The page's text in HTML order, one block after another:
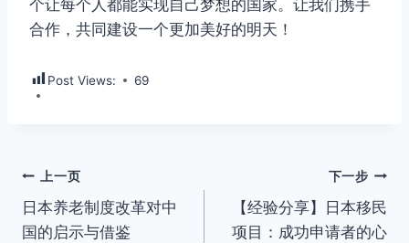
个让每个人都能实现自己梦想的国家。让我们携手
合作，共同建设一个更加美好的明天！
Post Views: 69
文
章
上一页
日本养老制度改革对中
国的启示与借鉴
下一步
【经验分享】日本移民
项目：成功申请者的心